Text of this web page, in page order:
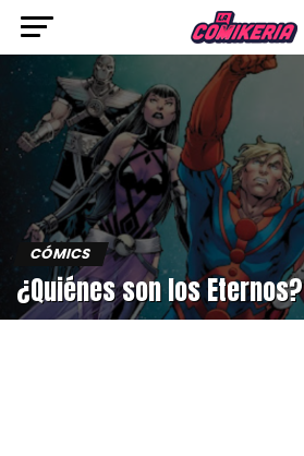
CÓMICS
¿Quiénes son los Eternos?